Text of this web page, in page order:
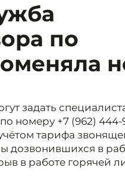
по
задать
номеру +7 (962) 444-
тарифа
дозвонившихся в
в работе горячей